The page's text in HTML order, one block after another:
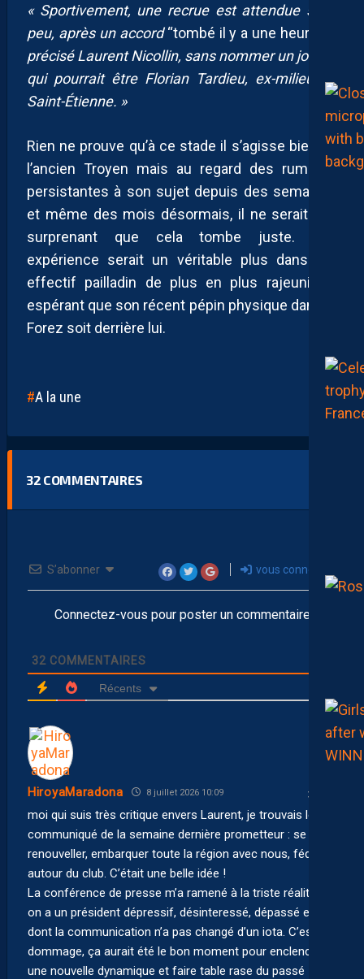
« Sportivement, une recrue est attendue sous
peu, après un accord“tombé il y a une heure”,
précisé Laurent Nicollin, sans nommer un joueur
qui pourrait être Florian Tardieu, ex-milieu de
Saint-Étienne. »
Rien ne prouve qu’à ce stade il s’agisse bien de
l’ancien Troyen mais au regard des rumeurs
persistantes à son sujet depuis des semaines
et même des mois désormais, il ne serait pas
surprenant que cela tombe juste. Son
expérience serait un véritable plus dans cet
effectif pailladin de plus en plus rajeuni, en
espérant que son récent pépin physique dans le
Forez soit derrière lui.
A la une
32 COMMENTAIRES
S’abonner vous connecter
Connectez-vous pour poster un commentaire
32 COMMENTAIRES
Récents
HiroyaMaradona 8 juillet 2026 10:09
moi qui suis très critique envers Laurent, je trouvais le
communiqué de la semaine dernière prometteur : se
renouveller, embarquer toute la région avec nous, fédérer
autour du club. C’était une belle idée !
La conférence de presse m’a ramené à la triste réalité :
on a un président dépressif, désinteressé, dépassé et
dont la communication n’a pas changé d’un iota. C’est
dommage, ça aurait été le bon moment pour enclencher
une nouvelle dynamique et faire table rase du passé